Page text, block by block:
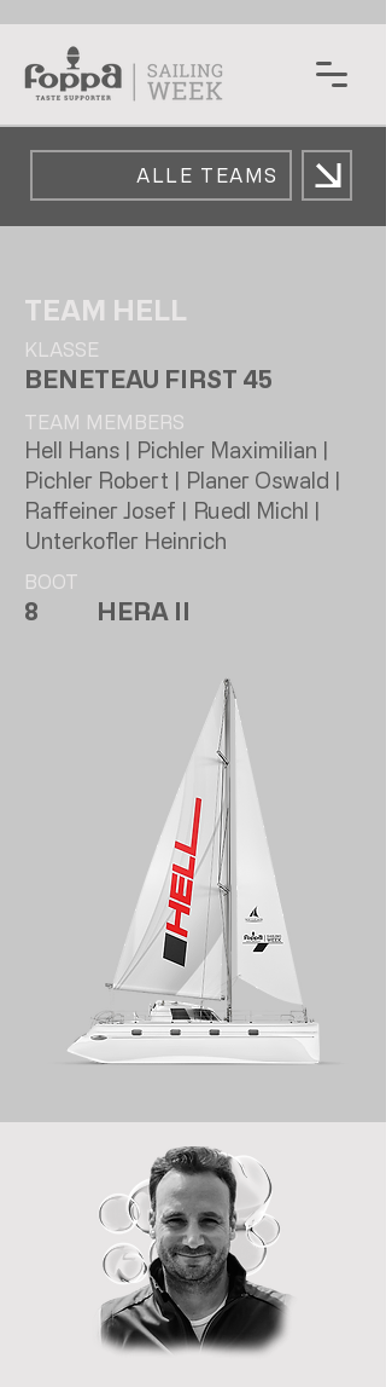
ALLE TEAMS
TEAM HELL
KLASSE
BENETEAU FIRST 45
TEAM MEMBERS
Hell Hans | Pichler Maximilian |
Pichler Robert | Planer Oswald |
Raffeiner Josef | Ruedl Michl |
Unterkofler Heinrich
BOOT
8 HERA II